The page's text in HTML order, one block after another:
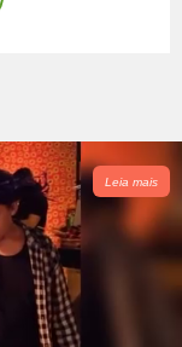
Leia mais